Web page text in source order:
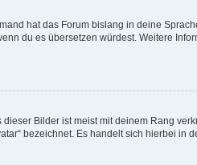
hat das Forum bislang in deine
du es übersetzen würdest. Weitere
Bilder ist meist mit deinem Rang
bezeichnet. Es handelt sich hierbei